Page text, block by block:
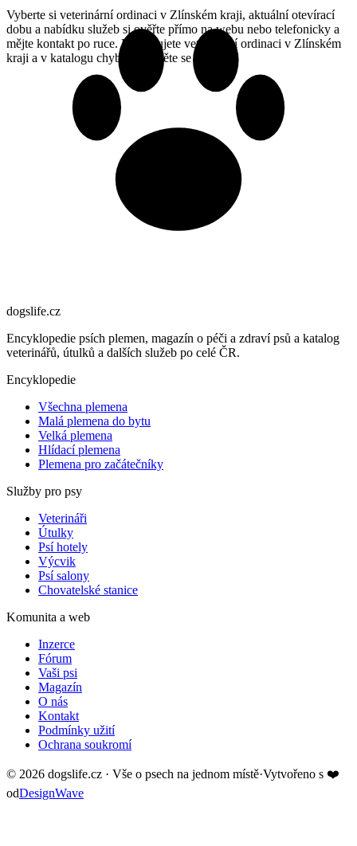
Vyberte si veterinární ordinaci v Zlínském kraji, aktuální otevírací
dobu a nabídku služeb si ověřte přímo na webu nebo telefonicky a
mějte kontakt po ruce. Provozujete veterinární ordinaci v Zlínském
kraji a v katalogu chybíte? Ozvěte se nám.
dogslife.cz
Encyklopedie psích plemen, magazín o péči a zdraví psů a katalog
veterinářů, útulků a dalších služeb po celé ČR.
Encyklopedie
Všechna plemena
Malá plemena do bytu
Velká plemena
Hlídací plemena
Plemena pro začátečníky
Služby pro psy
Veterináři
Útulky
Psí hotely
Výcvik
Psí salony
Chovatelské stanice
Komunita a web
Inzerce
Fórum
Vaši psi
Magazín
O nás
Kontakt
Podmínky užití
Ochrana soukromí
© 2026 dogslife.cz · Vše o psech na jednom místě·Vytvořeno s ❤️
odDesignWave